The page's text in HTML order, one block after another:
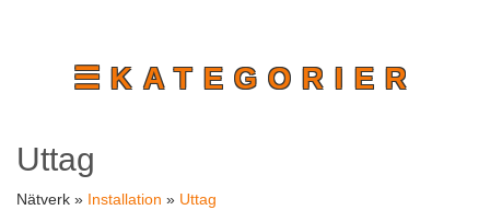
☰KATEGORIER
Uttag
Nätverk » Installation » Uttag